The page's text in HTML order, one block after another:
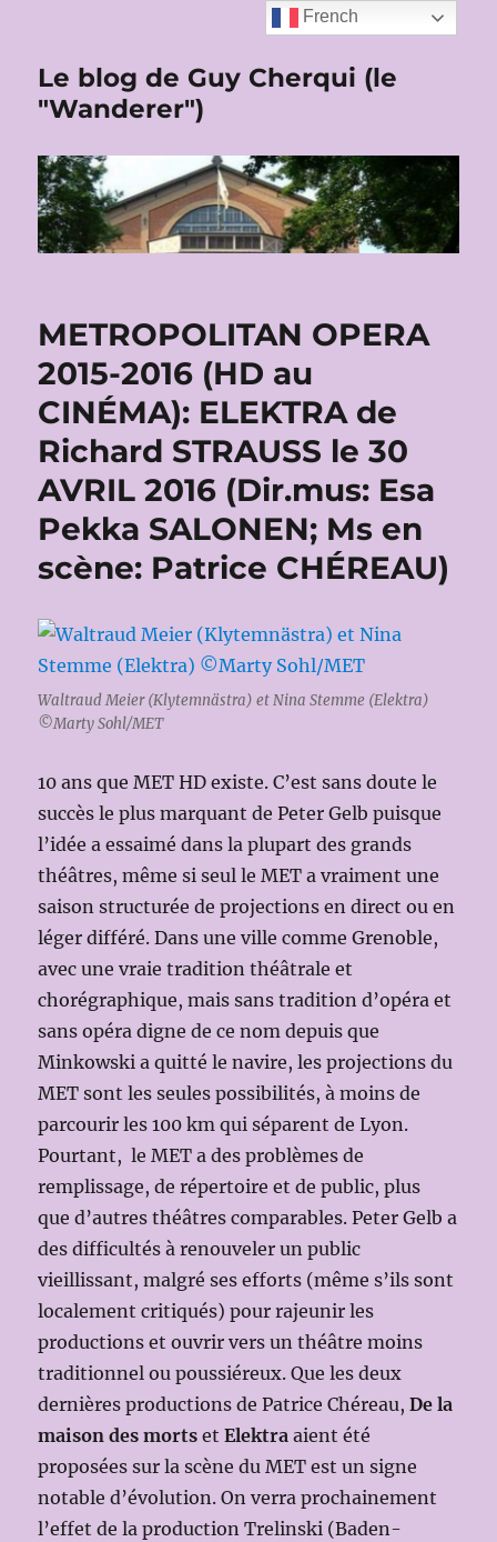
Le blog de Guy Cherqui (le
"Wanderer")
METROPOLITAN OPERA
2015-2016 (HD au
CINÉMA): ELEKTRA de
Richard STRAUSS le 30
AVRIL 2016 (Dir.mus: Esa
Pekka SALONEN; Ms en
scène: Patrice CHÉREAU)
Waltraud Meier (Klytemnästra) et Nina Stemme (Elektra)
©Marty Sohl/MET
10 ans que MET HD existe. C’est sans doute le
succès le plus marquant de Peter Gelb puisque
l’idée a essaimé dans la plupart des grands
théâtres, même si seul le MET a vraiment une
saison structurée de projections en direct ou en
léger différé. Dans une ville comme Grenoble,
avec une vraie tradition théâtrale et
chorégraphique, mais sans tradition d’opéra et
sans opéra digne de ce nom depuis que
Minkowski a quitté le navire, les projections du
MET sont les seules possibilités, à moins de
parcourir les 100 km qui séparent de Lyon.
Pourtant, le MET a des problèmes de
remplissage, de répertoire et de public, plus
que d’autres théâtres comparables. Peter Gelb a
des difficultés à renouveler un public
vieillissant, malgré ses efforts (même s’ils sont
localement critiqués) pour rajeunir les
productions et ouvrir vers un théâtre moins
traditionnel ou poussiéreux. Que les deux
dernières productions de Patrice Chéreau,De la
maison des morts etElektra aient été
proposées sur la scène du MET est un signe
notable d’évolution. On verra prochainement
l’effet de la production Trelinski (Baden-
French